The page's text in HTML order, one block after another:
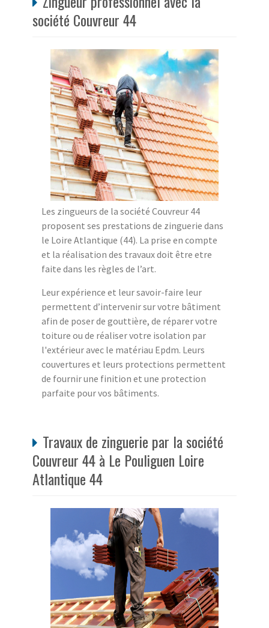
société Couvreur 44
Les zingueurs de la société Couvreur 44
proposent ses prestations de zinguerie dans
le Loire Atlantique (44). La prise en compte
et la réalisation des travaux doit être etre
faite dans les règles de l’art.
Leur expérience et leur savoir-faire leur
permettent d’intervenir sur votre bâtiment
afin de poser de gouttière, de réparer votre
toiture ou de réaliser votre isolation par
l'extérieur avec le matériau Epdm. Leurs
couvertures et leurs protections permettent
de fournir une finition et une protection
parfaite pour vos bâtiments.
Travaux de zinguerie par la société
Couvreur 44 à Le Pouliguen Loire
Atlantique 44